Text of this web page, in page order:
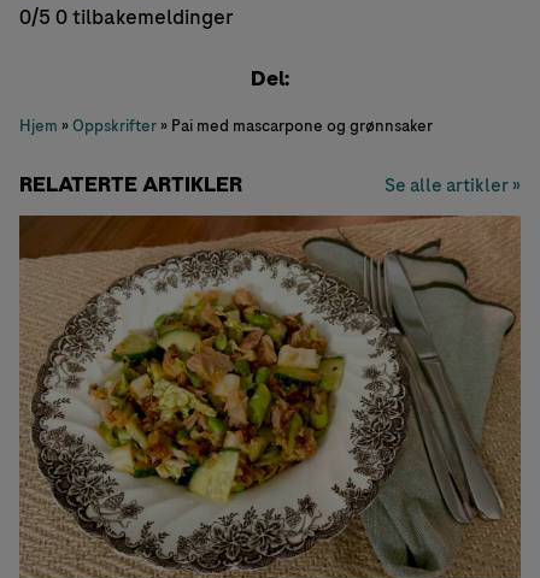
0/5 0 tilbakemeldinger
Del:
Hjem »Oppskrifter» Pai med mascarpone og grønnsaker
RELATERTE ARTIKLER Se alle artikler »